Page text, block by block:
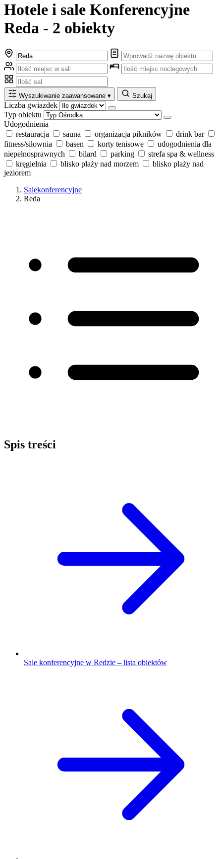
Hotele i sale Konferencyjne
Reda - 2 obiekty
Wyszukiwanie zaawansowane ▾ Szukaj
Liczba gwiazdek
Typ obiektu
Udogodnienia
restauracja
sauna organizacja pikników
drink bar
fitness/siłownia
basen korty tenisowe
udogodnienia dla
niepełnosprawnych
bilard parking
strefa spa & wellness
kręgielnia
blisko plaży nad morzem
blisko plaży nad
jeziorem
Salekonferencyjne
Reda
Spis treści
Sale konferencyjne w Redzie – lista obiektów